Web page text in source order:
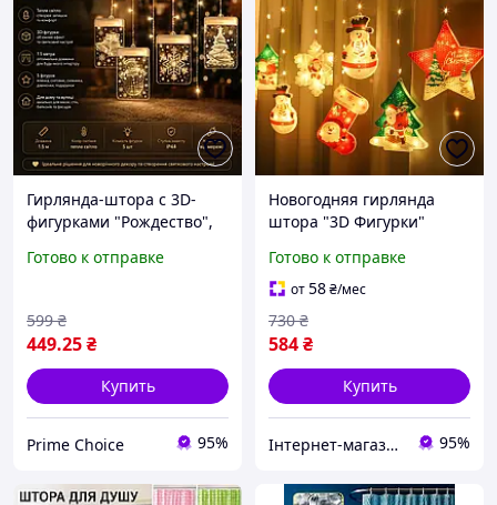
Гирлянда-штора с 3D-
фигурками "Рождество",
фигур, для новогоднего
Готово к отправке
449.25₴
599 ₴
Купить
Prime Choice 95%
Новогодняя гирлянда
штора "3D Фигурки"
белый
Готово к отправке
от58₴/мес
584₴
730 ₴
Купить
Інтернет-магазин Megusta 95%